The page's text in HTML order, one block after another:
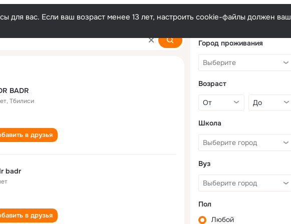
для вас. Если ваш возраст менее 13 лет, настроить cookie-файлы должен ваш
BADR
,Тбилиси
в друзья
badr
в друзья
Город проживания
Возраст
Школа
Вуз
Пол
Любой